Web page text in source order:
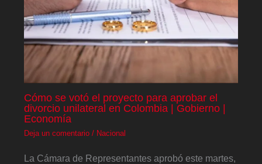
Cómo se votó el proyecto para aprobar el
divorcio unilateral en Colombia | Gobierno |
Economía
Deja un comentario / Nacional
La Cámara de Representantes aprobó este martes,